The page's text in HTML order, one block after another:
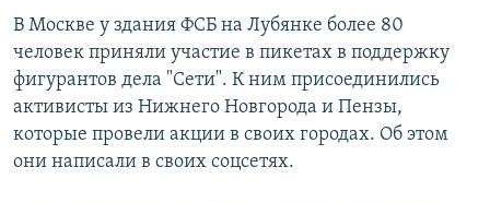
В Москве у здания ФСБ на Лубянке более 80
человек приняли участие в пикетах в поддержку
фигурантов дела "Сети". К ним присоединились
активисты из Нижнего Новгорода и Пензы,
которые провели акции в своих городах. Об этом
они написали в своих соцсетях.